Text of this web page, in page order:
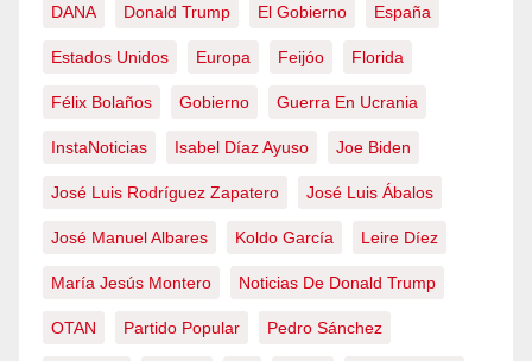
DANA Donald Trump El Gobierno España
Estados Unidos Europa Feijóo Florida
Félix Bolaños Gobierno Guerra En Ucrania
InstaNoticias Isabel Díaz Ayuso Joe Biden
José Luis Rodríguez Zapatero José Luis Ábalos
José Manuel Albares Koldo García Leire Díez
María Jesús Montero Noticias De Donald Trump
OTAN Partido Popular Pedro Sánchez